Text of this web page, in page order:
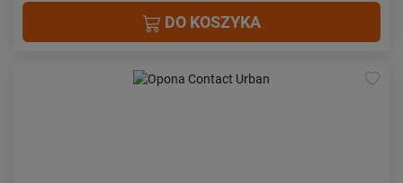
DO KOSZYKA